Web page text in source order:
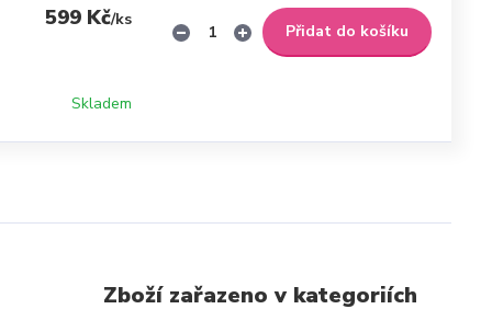
599 Kč/ks
Skladem
Přidat do košíku
Zboží zařazeno v kategoriích